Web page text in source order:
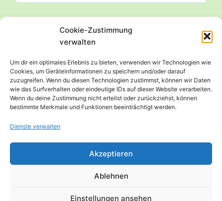
Cookie-Zustimmung
verwalten
Um dir ein optimales Erlebnis zu bieten, verwenden wir Technologien wie
Cookies, um Geräteinformationen zu speichern und/oder darauf
zuzugreifen. Wenn du diesen Technologien zustimmst, können wir Daten
wie das Surfverhalten oder eindeutige IDs auf dieser Website verarbeiten.
Wenn du deine Zustimmung nicht erteilst oder zurückziehst, können
bestimmte Merkmale und Funktionen beeinträchtigt werden.
Dienste verwalten
Akzeptieren
Ablehnen
Einstellungen ansehen
Website